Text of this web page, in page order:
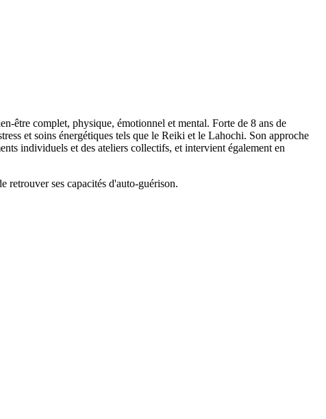
être complet, physique, émotionnel et mental. Forte de 8 ans de
et soins énergétiques tels que le Reiki et le Lahochi. Son approche
individuels et des ateliers collectifs, et intervient également en
retrouver ses capacités d'auto-guérison.